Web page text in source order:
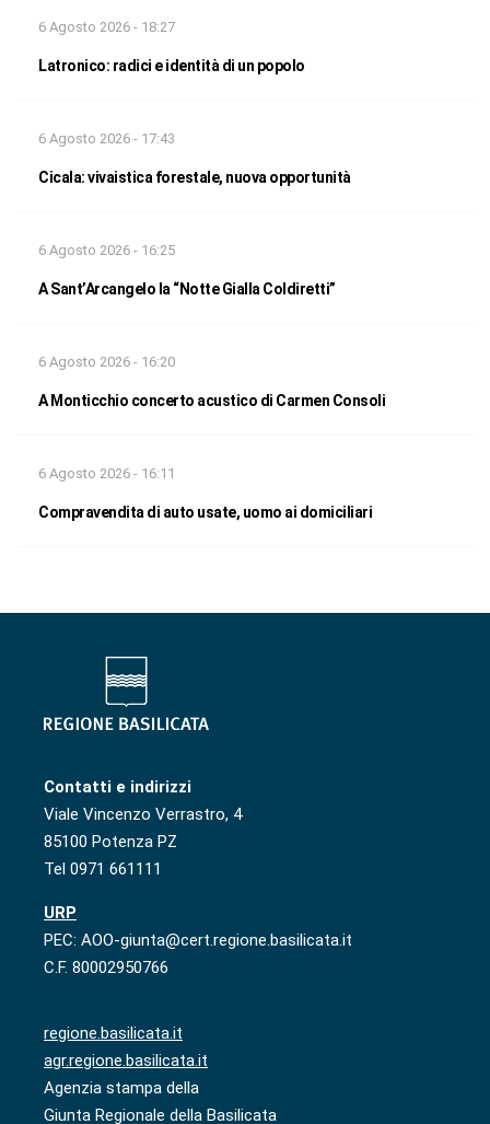
6 Agosto 2026 - 18:27
Latronico: radici e identità di un popolo
6 Agosto 2026 - 17:43
Cicala: vivaistica forestale, nuova opportunità
6 Agosto 2026 - 16:25
A Sant’Arcangelo la “Notte Gialla Coldiretti”
6 Agosto 2026 - 16:20
A Monticchio concerto acustico di Carmen Consoli
6 Agosto 2026 - 16:11
Compravendita di auto usate, uomo ai domiciliari
Contatti e indirizzi
Viale Vincenzo Verrastro, 4
85100 Potenza PZ
Tel 0971 661111
URP
PEC: AOO-giunta@cert.regione.basilicata.it
C.F. 80002950766
regione.basilicata.it
agr.regione.basilicata.it
Agenzia stampa della
Giunta Regionale della Basilicata